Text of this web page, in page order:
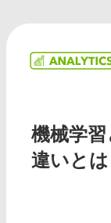
機械学
違いと